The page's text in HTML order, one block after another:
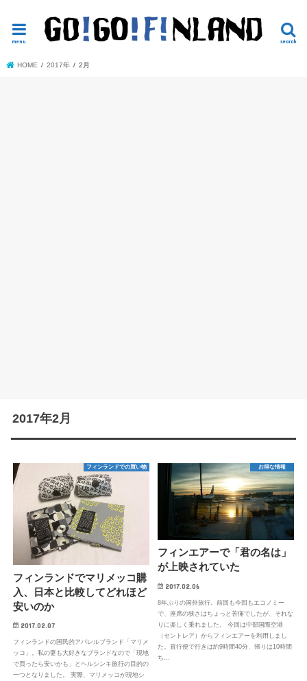
search
menu
HOME 2017年 2月
2017年2月
フィンランドでの買い物
フィンランドでマリメッコ購
入、日本と比較してどれほど
安いのか
2017.02.07
フィンランドの国民的アパレルブランド「マリメ
ッコ」。私の妻も大好きなブランドなので「現地
で買ったら安いかも」とヘルシンキ旅行の目的の
一つとなりました。 実際、マリメッコが現地シ
お得な情報
フィンエアーで「君の名は」
が上映されていた
2017.02.06
8年ぶりの国外旅行。前回も今回もエコノミー
で、座席の狭さはちょっと苦痛でしたが、それな
りに楽しく乗れました。 今回は中部国際空港
（セントレア）からフィンエアーを利用しまし
た。直行便で行きは約9時間40分、帰りは10時間
ち…